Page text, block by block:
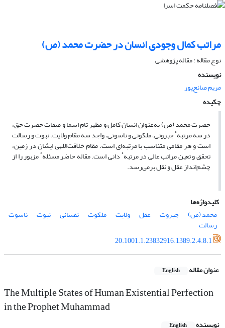
مراتب کمال وجودی انسان در حضرت محمد (ص)
نوع مقاله : مقاله پژوهشی
نویسنده
مریم صانع‌پور
چکیده
حضرت محمد (ص) به‌عنوان انسان کامل و مظهر تام اسما و صفات حضرت حق،
در سه مرتبهٴ جبروتی، ملکوتی و ناسوتی، واجد سه مقام ولایت، نبوت و رسالت
است و هر مقامی متناسب با مرتبه‌ای است. مقام خلافت‌اللهی ایشان در زمین،
تحقق و تعین مراتب عالی در مرتبهٴ دانی است. مقاله حاضر مسئلهٴ مزبور را از
چشم‌انداز عقل و نقل برمی‌رسد.
کلیدواژه‌ها
محمد (ص)
جبروت عقل ولایت ملکوت نفسانی نبوت ناسوت
رسالت
20.1001.1.23832916.1389.2.4.8.1
عنوان مقاله English
The Multiple States of Human Existential Perfection
in the Prophet Muhammad
نویسنده English